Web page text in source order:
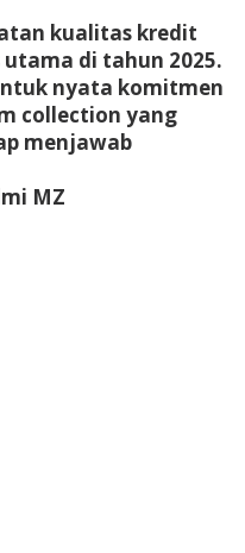
kualitas kredit
di tahun 2025.
nyata komitmen
collection yang
menjawab
MZ